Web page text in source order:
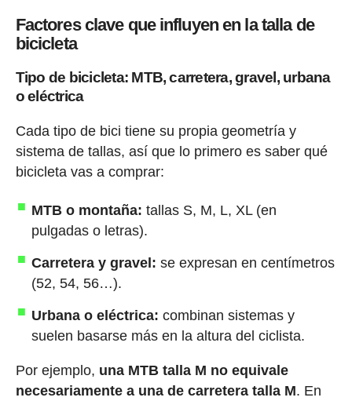
Factores clave que influyen en la talla de
bicicleta
Tipo de bicicleta: MTB, carretera, gravel, urbana
o eléctrica
Cada tipo de bici tiene su propia geometría y
sistema de tallas, así que lo primero es saber qué
bicicleta vas a comprar:
MTB o montaña: tallas S, M, L, XL (en
pulgadas o letras).
Carretera y gravel: se expresan en centímetros
(52, 54, 56…).
Urbana o eléctrica: combinan sistemas y
suelen basarse más en la altura del ciclista.
Por ejemplo, una MTB talla M no equivale
necesariamente a una de carretera talla M. En